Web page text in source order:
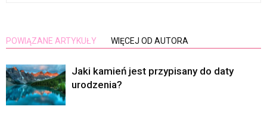
POWIĄZANE ARTYKUŁY WIĘCEJ OD AUTORA
Jaki kamień jest przypisany do daty
urodzenia?